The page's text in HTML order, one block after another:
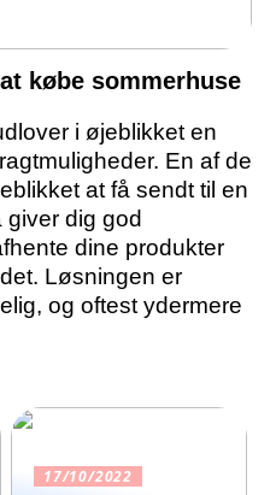
købe sommerhuse
i øjeblikket en
En af de
at få sendt til en
giver dig god
dine produkter
Løsningen er
og oftest ydermere
17/10/2022